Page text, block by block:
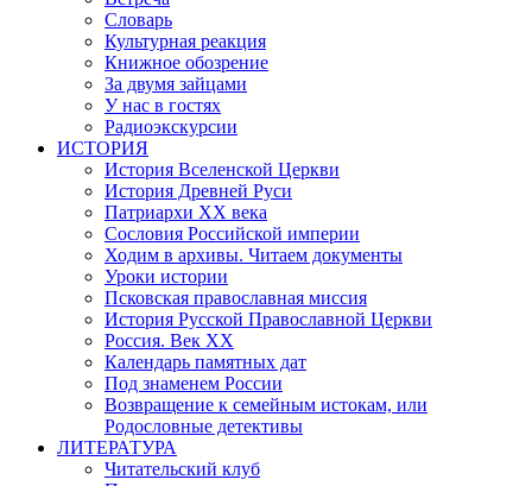
Словарь
Культурная реакция
Книжное обозрение
За двумя зайцами
У нас в гостях
Радиоэкскурсии
ИСТОРИЯ
История Вселенской Церкви
История Древней Руси
Патриархи XX века
Сословия Российской империи
Ходим в архивы. Читаем документы
Уроки истории
Псковская православная миссия
История Русской Православной Церкви
Россия. Век ХХ
Календарь памятных дат
Под знаменем России
Возвращение к семейным истокам, или
Родословные детективы
ЛИТЕРАТУРА
Читательский клуб